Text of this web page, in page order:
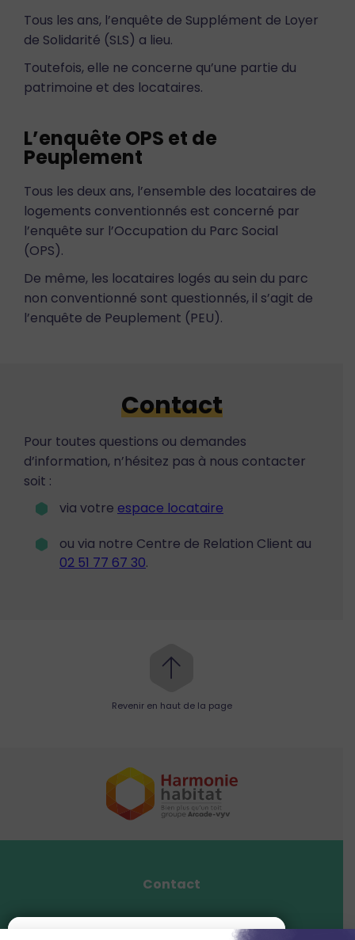
Tous les ans, l’enquête de Supplément de Loyer
de Solidarité (SLS) a lieu.
Toutefois, elle ne concerne qu’une partie du
patrimoine et des locataires.
L’enquête OPS et de
Peuplement
Tous les deux ans, l’ensemble des locataires de
logements conventionnés est concerné par
l’enquête sur l’Occupation du Parc Social
(OPS).
De même, les locataires logés au sein du parc
non conventionné sont questionnés, il s’agit de
l’enquête de Peuplement (PEU).
Contact
Pour toutes questions ou demandes
d’information, n’hésitez pas à nous contacter
soit :
via votre espace locataire
ou via notre Centre de Relation Client au
02 51 77 67 30.
Revenir en haut de la page
Contact